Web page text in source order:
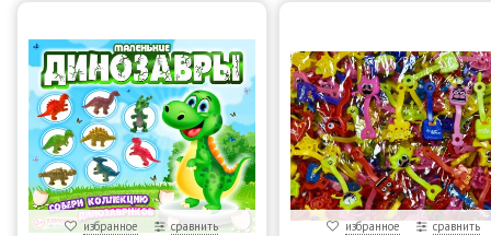
избранное сравнить избранное сравнить